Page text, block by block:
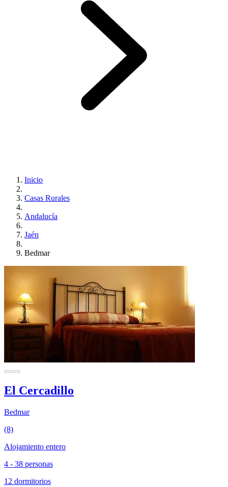
Inicio
Casas Rurales
Andalucía
Jaén
Bedmar
El Cercadillo
Bedmar
(8)
Alojamiento entero
4 - 38 personas
12 dormitorios